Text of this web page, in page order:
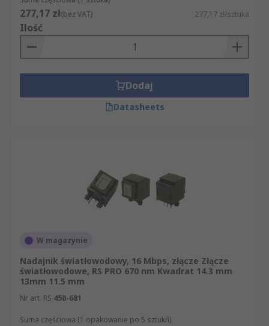
277,17 zł(bez VAT) 277,17 zł/sztuka
Ilość
Dodaj
Datasheets
W magazynie
Nadajnik światłowodowy, 16 Mbps, złącze Złącze
światłowodowe, RS PRO 670 nm Kwadrat 14.3 mm
13mm 11.5 mm
Nr art. RS 458-681
Suma częściowa (1 opakowanie po 5 sztuk/i)